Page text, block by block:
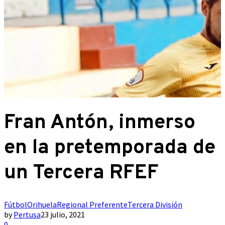
Fran Antón, inmerso
en la pretemporada de
un Tercera RFEF
FútbolOrihuelaRegional PreferenteTercera División
byPertusa23 julio, 2021